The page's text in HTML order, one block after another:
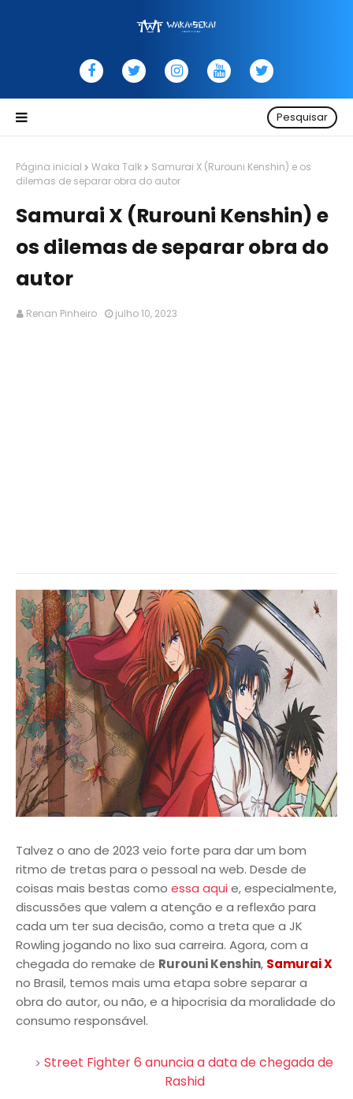
Pesquisar
Página inicial Waka Talk
Samurai X (Rurouni Kenshin) e os
dilemas de separar obra do autor
Samurai X (Rurouni Kenshin) e
os dilemas de separar obra do
autor
Renan Pinheiro julho 10, 2023
Talvez o ano de 2023 veio forte para dar um bom
ritmo de tretas para o pessoal na web. Desde de
coisas mais bestas como essa aqui e, especialmente,
discussões que valem a atenção e a reflexão para
cada um ter sua decisão, como a treta que a JK
Rowling jogando no lixo sua carreira. Agora, com a
chegada do remake de Rurouni Kenshin, Samurai X
no Brasil, temos mais uma etapa sobre separar a
obra do autor, ou não, e a hipocrisia da moralidade do
consumo responsável.
Street Fighter 6 anuncia a data de chegada de
Rashid